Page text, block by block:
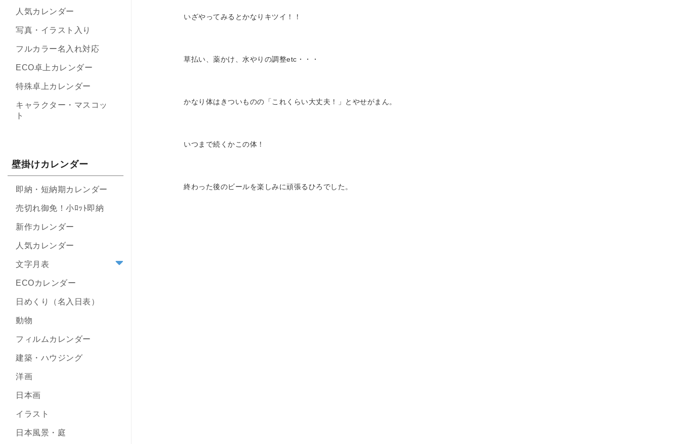
いざやってみるとかなりキツイ！！
草払い、薬かけ、水やりの調整etc・・・
かなり体はきついものの「これくらい大丈夫！」とやせがまん。
いつまで続くかこの体！
終わった後のビールを楽しみに頑張るひろでした。
人気カレンダー
写真・イラスト入り
フルカラー名入れ対応
ECO卓上カレンダー
特殊卓上カレンダー
キャラクター・マスコッ
ト
壁掛けカレンダー
即納・短納期カレンダー
売切れ御免！小ﾛｯﾄ即納
新作カレンダー
人気カレンダー
文字月表
ECOカレンダー
日めくり（名入日表）
動物
フィルムカレンダー
建築・ハウジング
洋画
日本画
イラスト
日本風景・庭